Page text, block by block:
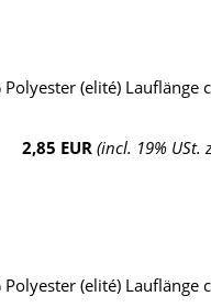
(elité) Lauflänge
2,85 EUR (incl. 19% USt.
(elité) Lauflänge